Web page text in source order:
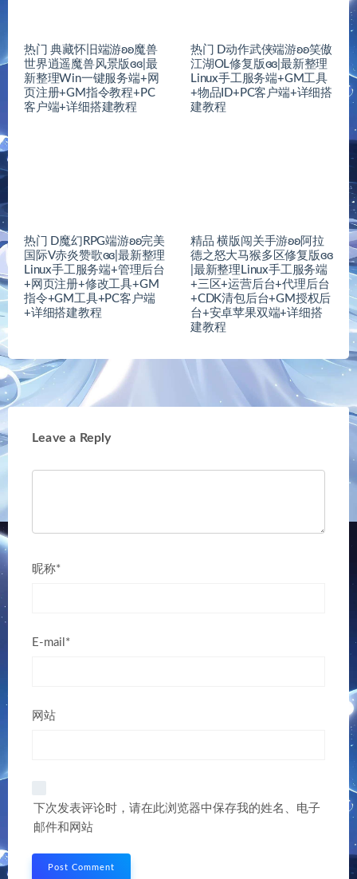
热门 典藏怀旧端游ʚʚ魔兽
世界逍遥魔兽风景版ɞɞ|最
新整理Win一键服务端+网
页注册+GM指令教程+PC
客户端+详细搭建教程
热门 D动作武侠端游ʚʚ笑傲
江湖OL修复版ɞɞ|最新整理
Linux手工服务端+GM工具
+物品ID+PC客户端+详细搭
建教程
热门 D魔幻RPG端游ʚʚ完美
国际V赤炎赞歌ɞɞ|最新整理
Linux手工服务端+管理后台
+网页注册+修改工具+GM
指令+GM工具+PC客户端
+详细搭建教程
精品 横版闯关手游ʚʚ阿拉
德之怒大马猴多区修复版ɞɞ
|最新整理Linux手工服务端
+三区+运营后台+代理后台
+CDK清包后台+GM授权后
台+安卓苹果双端+详细搭
建教程
Leave a Reply
昵称*
E-mail*
网站
下次发表评论时，请在此浏览器中保存我的姓名、电子
邮件和网站